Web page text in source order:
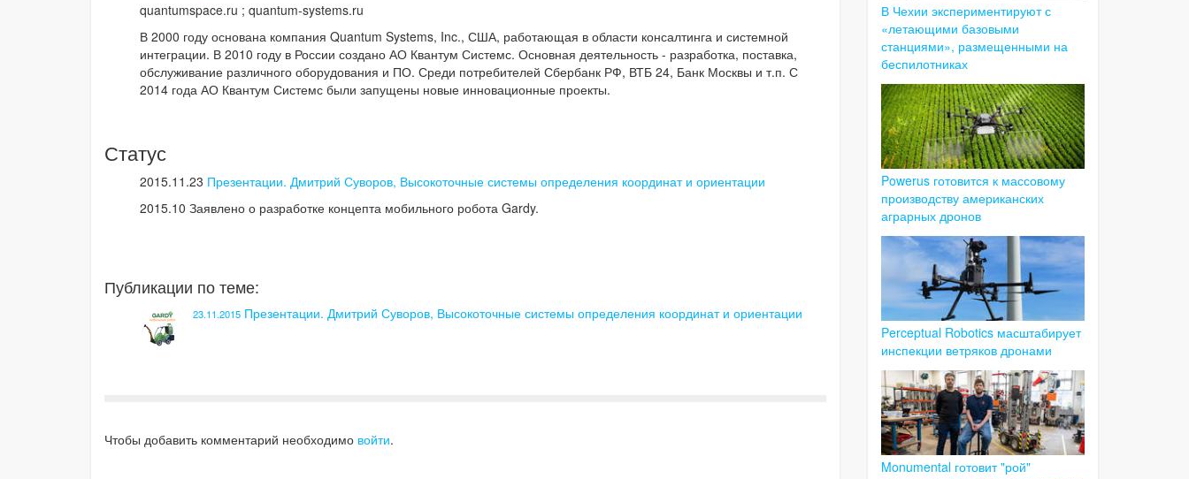
quantumspace.ru ; quantum-systems.ru
В 2000 году основана компания Quantum Systems, Inc., США, работающая в области консалтинга и системной
интеграции. В 2010 году в России создано АО Квантум Системс. Основная деятельность - разработка, поставка,
обслуживание различного оборудования и ПО. Среди потребителей Сбербанк РФ, ВТБ 24, Банк Москвы и т.п. С
2014 года АО Квантум Системс были запущены новые инновационные проекты.
Статус
2015.11.23 Презентации. Дмитрий Суворов, Высокоточные системы определения координат и ориентации
2015.10 Заявлено о разработке концепта мобильного робота Gardy.
Публикации по теме:
23.11.2015 Презентации. Дмитрий Суворов, Высокоточные системы определения координат и ориентации
Чтобы добавить комментарий необходимо войти.
В Чехии экспериментируют с
«летающими базовыми
станциями», размещенными на
беспилотниках
Powerus готовится к массовому
производству американских
аграрных дронов
Perceptual Robotics масштабирует
инспекции ветряков дронами
Monumental готовит "рой"